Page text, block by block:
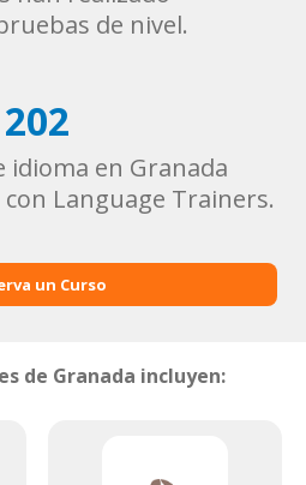
han realizado
de nivel.
202
idioma en Granada